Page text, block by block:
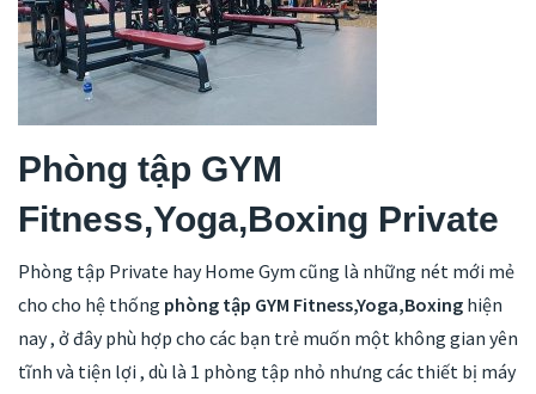
Phòng tập GYM
Fitness,Yoga,Boxing Private
Phòng tập Private hay Home Gym cũng là những nét mới mẻ
cho cho hệ thống phòng tập GYM Fitness,Yoga,Boxing hiện
nay , ở đây phù hợp cho các bạn trẻ muốn một không gian yên
tĩnh và tiện lợi , dù là 1 phòng tập nhỏ nhưng các thiết bị máy